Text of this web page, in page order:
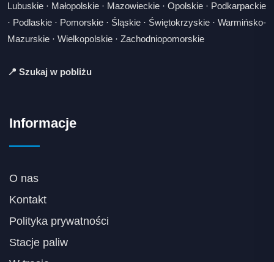
Lubuskie · Małopolskie · Mazowieckie · Opolskie · Podkarpackie
· Podlaskie · Pomorskie · Śląskie · Świętokrzyskie · Warmińsko-
Mazurskie · Wielkopolskie · Zachodniopomorskie
📍 Szukaj w pobliżu
Informacje
O nas
Kontakt
Polityka prywatności
Stacje paliw